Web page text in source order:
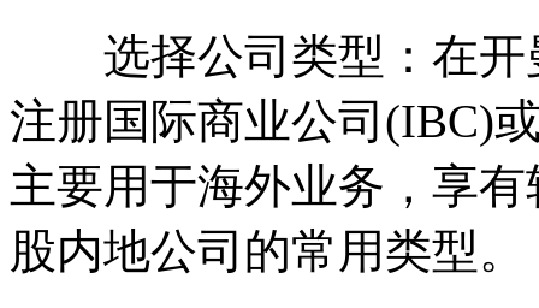
选择公司类型：在开
注册国际商业公司(IBC)
主要用于海外业务，享
股内地公司的常用类型。